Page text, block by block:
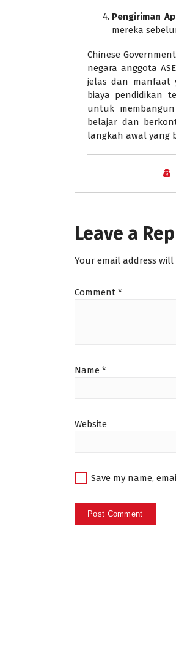
Pengiriman
mereka
Chinese
negara anggota
jelas dan manfaat
biaya pendidikan
untuk
belajar dan
langkah awal yang
Leave a
Your email address
Comment *
Name *
Website
Save my name,